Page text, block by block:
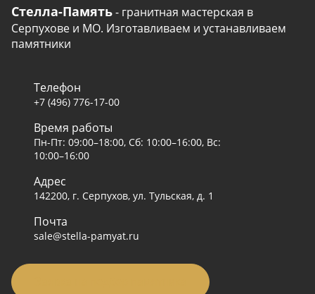
Стелла-Память- гранитная мастерская в
Серпухове и МО. Изготавливаем и устанавливаем
памятники
Телефон
+7 (496) 776-17-00
Время работы
Пн-Пт: 09:00–18:00, Сб: 10:00–16:00, Вс:
10:00–16:00
Адрес
142200, г. Серпухов, ул. Тульская, д. 1
Почта
sale@stella-pamyat.ru